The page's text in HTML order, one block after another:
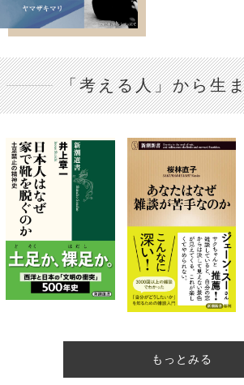
「考える人」から生
もっとみる